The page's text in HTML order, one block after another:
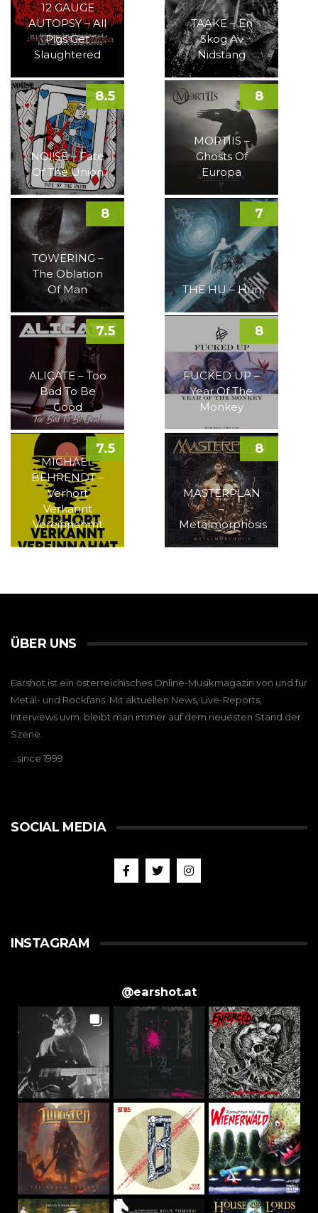
12 GAUGE
AUTOPSY – All
Pigs Get
Slaughtered
TAAKE – En
Skog Av
Nidstang
NOI!SE – Fate
Of The Union
8.5
MORTIIS –
Ghosts Of
Europa
8
TOWERING –
The Oblation
Of Man
8
THE HU – Hun
7
ALICATE – Too
Bad To Be
Good
7.5
FUCKED UP –
Year Of The
Monkey
8
MICHAEL
BEHRENDT –
Verhört
Verkannt
Vereinnahmt
7.5
MASTERPLAN
–
Metalmorphosis
8
ÜBER UNS
Earshot ist ein österreichisches Online-Musikmagazin von und für
Metal- und Rockfans. Mit aktuellen News, Live-Reports,
Interviews uvm. bleibt man immer auf dem neuesten Stand der
Szene.
…since 1999
SOCIAL MEDIA
INSTAGRAM
@earshot.at